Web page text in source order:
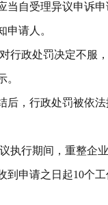
当 自受理异议申诉
申请人。
对行政处罚决定不服，
。
后， 行政处罚被依
执行期间，重整企
到申请之日起10个